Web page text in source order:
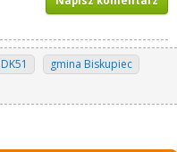
DK51
gmina Biskupiec